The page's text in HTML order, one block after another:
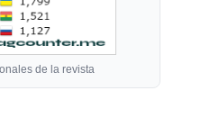
de la revista